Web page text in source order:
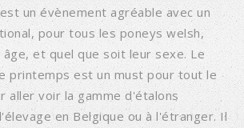
un évènement agréable avec un
pour tous les poneys welsh,
et quel que soit leur sexe. Le
printemps est un must pour tout le
aller voir la gamme d'étalons
en Belgique ou à l'étranger. Il